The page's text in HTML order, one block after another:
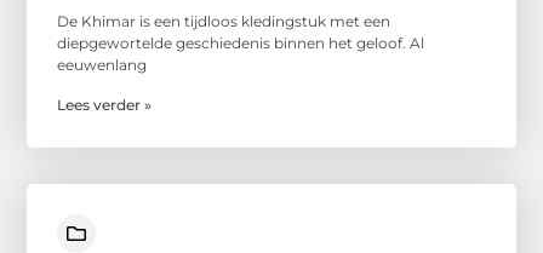
De Khimar is een tijdloos kledingstuk met een
diepgewortelde geschiedenis binnen het geloof. Al
eeuwenlang
Lees verder »